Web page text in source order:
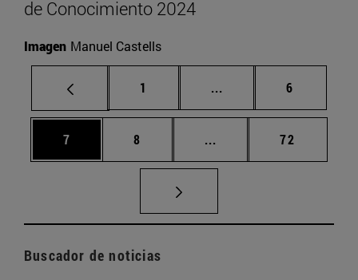
de Conocimiento 2024
Imagen Manuel Castells
Página
1 ... Páginas intermedias
Página
6
Página
7 Página
8 ... Páginas intermedias
Página
72
Buscador de noticias